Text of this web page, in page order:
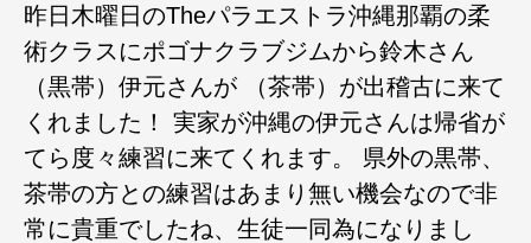
昨日木曜日のTheパラエストラ沖縄那覇の柔
術クラスにポゴナクラブジムから鈴木さん
（黒帯）伊元さんが （茶帯）が出稽古に来て
くれました！ 実家が沖縄の伊元さんは帰省が
てら度々練習に来てくれます。 県外の黒帯、
茶帯の方との練習はあまり無い機会なので非
常に貴重でしたね、生徒一同為になりまし